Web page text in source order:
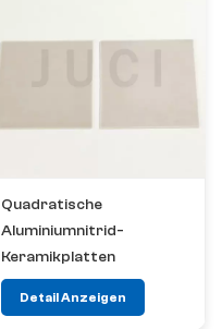
Quadratische
Aluminiumnitrid-
Keramikplatten
100x100x1mm
Detail Anzeigen